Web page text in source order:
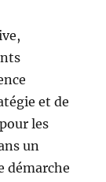
et de
les
un
démarche